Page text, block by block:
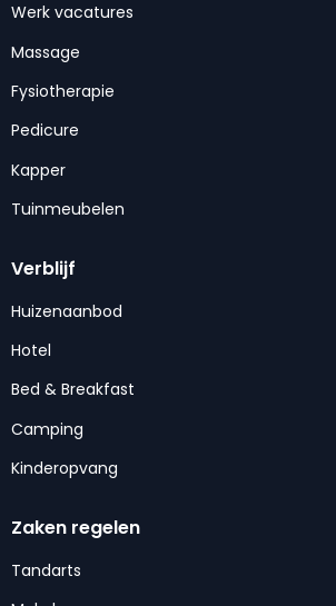
Werk vacatures
Massage
Fysiotherapie
Pedicure
Kapper
Tuinmeubelen
Verblijf
Huizenaanbod
Hotel
Bed & Breakfast
Camping
Kinderopvang
Zaken regelen
Tandarts